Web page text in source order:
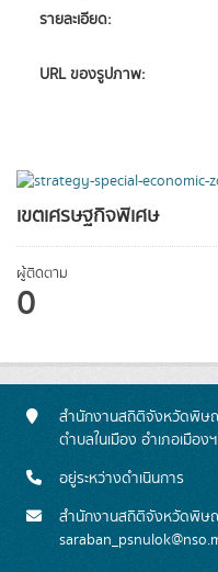
เขตเศรษฐกิจพิเศษ
ผู้ติดตาม
0
รายละเอียด:
URL ของรูปภาพ:
สำนักงานสถิติจังหวัดพิษ
ตำบลในเมือง อำเภอเมือ
อยู่ระหว่างดำเนินการ
สำนักงานสถิติจังหวัดพิษ